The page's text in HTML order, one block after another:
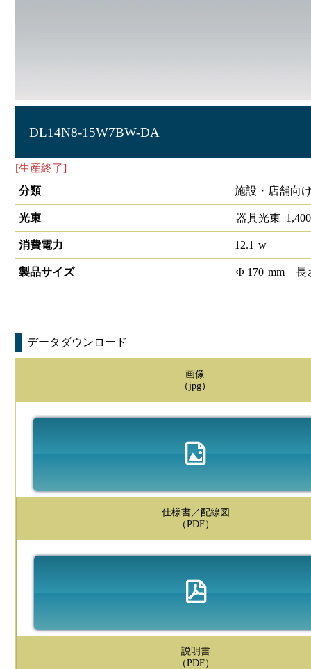
DL14N8-15W7BW-DA
[生産終了]
分類
施設・店舗向
光束 器具光束 1,400
消費電力 12.1 w
製品サイズ Φ 170 mm 長
データダウンロード
画像
（jpg）
仕様書／配線図
（PDF）
説明書
（PDF）